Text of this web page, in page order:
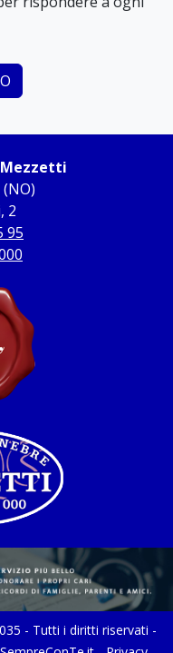
Mezzetti
2
95
- Tutti i diritti riservati -